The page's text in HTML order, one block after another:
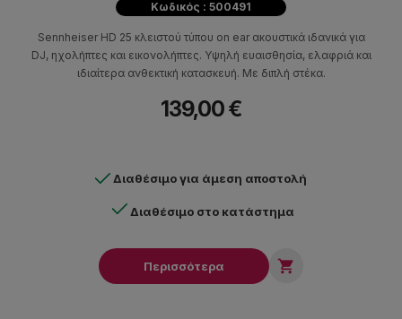
Κωδικός : 500491
Sennheiser HD 25 κλειστού τύπου on ear ακουστικά ιδανικά για
DJ, ηχολήπτες και εικονολήπτες. Υψηλή ευαισθησία, ελαφριά και
ιδιαίτερα ανθεκτική κατασκευή. Με διπλή στέκα.
139,00 €
Διαθέσιμο για άμεση αποστολή
Διαθέσιμο στο κατάστημα
Περισσότερα 